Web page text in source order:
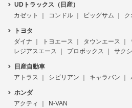
UDトラックス（日産）
カゼット
コンドル ビッグサム ク
トヨタ
ダイナ
トヨエース タウンエース
レジアスエース
プロボックス サク
日産自動車
アトラス
シビリアン キャラバン
ホンダ
アクティ
N-VAN